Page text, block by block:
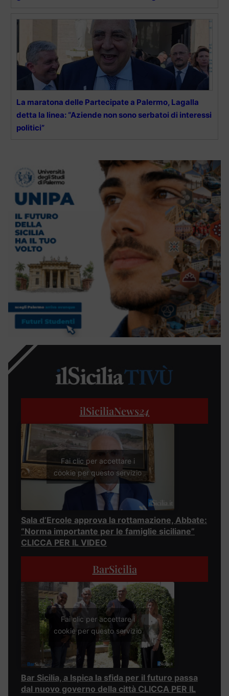
La maratona delle Partecipate a Palermo, Lagalla
detta la linea: “Aziende non sono serbatoi di interessi
politici”
ilSiciliaNews24
Fai clic per accettare i
cookie per questo servizio
Sala d’Ercole approva la rottamazione, Abbate:
“Norma importante per le famiglie siciliane”
CLICCA PER IL VIDEO
BarSicilia
Fai clic per accettare i
cookie per questo servizio
Bar Sicilia, a Ispica la sfida per il futuro passa
dal nuovo governo della città CLICCA PER IL